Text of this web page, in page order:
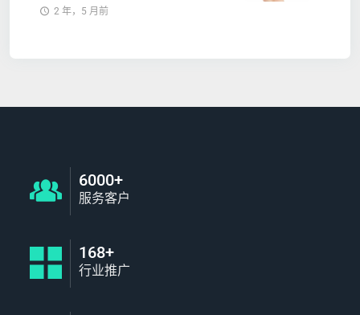
2 年，5 月前
6000+
服务客户
168+
行业推广